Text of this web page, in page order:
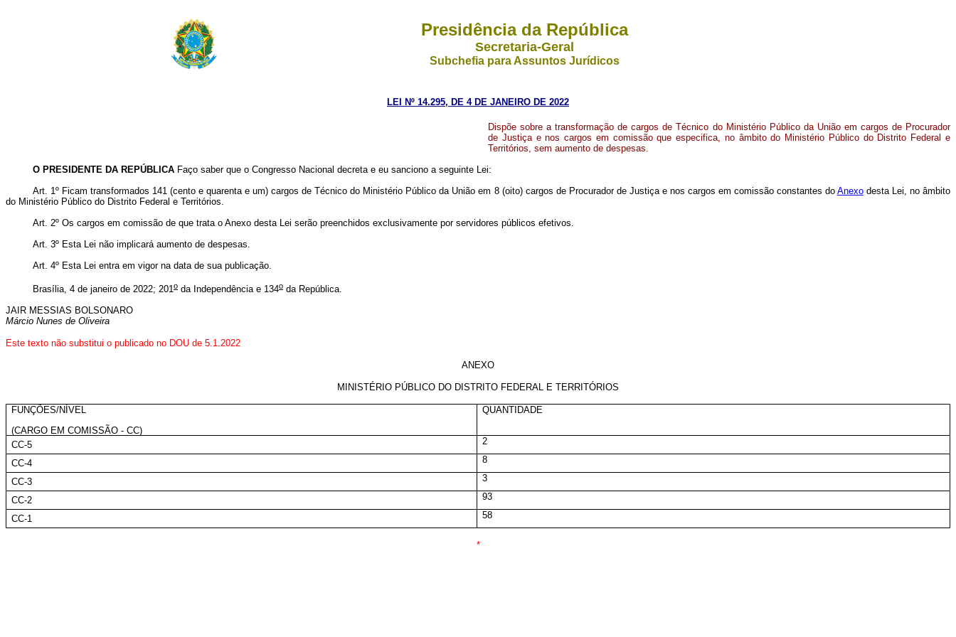
Presidência da República
Secretaria-Geral
Subchefia para Assuntos Jurídicos
LEI Nº 14.295, DE 4 DE JANEIRO DE 2022
Dispõe sobre a transformação de cargos de Técnico do Ministério Público da União em cargos de Procurador
de Justiça e nos cargos em comissão que especifica, no âmbito do Ministério Público do Distrito Federal e
Territórios, sem aumento de despesas.
O PRESIDENTE DA REPÚBLICA Faço saber que o Congresso Nacional decreta e eu sanciono a seguinte Lei:
Art. 1º Ficam transformados 141 (cento e quarenta e um) cargos de Técnico do Ministério Público da União em 8 (oito) cargos de Procurador de Justiça e nos cargos em comissão constantes do Anexodesta Lei, no âmbito
do Ministério Público do Distrito Federal e Territórios.
Art. 2º Os cargos em comissão de que trata o Anexo desta Lei serão preenchidos exclusivamente por servidores públicos efetivos.
Art. 3º Esta Lei não implicará aumento de despesas.
Art. 4º Esta Lei entra em vigor na data de sua publicação.
Brasília, 4 de janeiro de 2022; 201o da Independência e 134o da República.
JAIR MESSIAS BOLSONARO
Márcio Nunes de Oliveira
Este texto não substitui o publicado no DOU de 5.1.2022
ANEXO
MINISTÉRIO PÚBLICO DO DISTRITO FEDERAL E TERRITÓRIOS
FUNÇÕES/NÍVEL
(CARGO EM COMISSÃO - CC)
QUANTIDADE
CC-5 2
CC-4 8
CC-3 3
CC-2 93
CC-1 58
*